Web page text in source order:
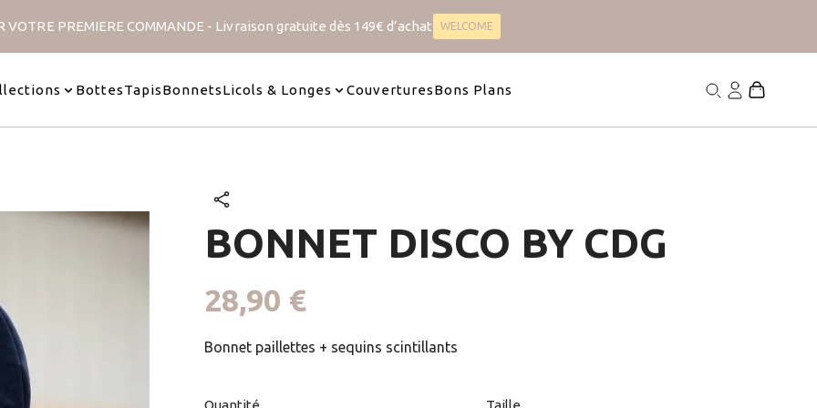
VOTRE PREMIERE COMMANDE - Livraison gratuite dès 149€ d’achat WELCOME
BottesTapisBonnetsLicols & Longes CouverturesBons Plans
40 articles
Collection Satin
7 articles
BONNET DISCO BY CDG
28,90 €
Bonnet paillettes + sequins scintillants
Quantité Taille